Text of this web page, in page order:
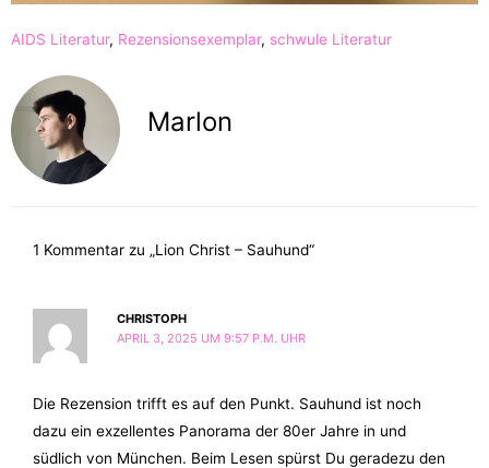
AIDS Literatur, Rezensionsexemplar, schwule Literatur
Marlon
1 Kommentar zu „Lion Christ – Sauhund“
CHRISTOPH
APRIL 3, 2025 UM 9:57 P.M. UHR
Die Rezension trifft es auf den Punkt. Sauhund ist noch
dazu ein exzellentes Panorama der 80er Jahre in und
südlich von München. Beim Lesen spürst Du geradezu den